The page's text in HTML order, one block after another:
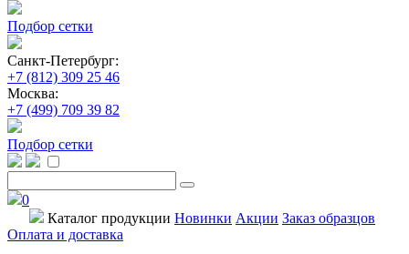
Подбор сетки
Санкт-Петербург:
+7 (812) 309 25 46
Москва:
+7 (499) 709 39 82
Подбор сетки
0
Каталог продукции Новинки Акции Заказ образцов
Оплата и доставка